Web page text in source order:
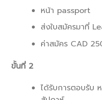
หน้า passport
ส่งใบสมัครมาที่
ค่าสมัคร CAD
ขั้นที่ 2
ได้รับการตอบรับ